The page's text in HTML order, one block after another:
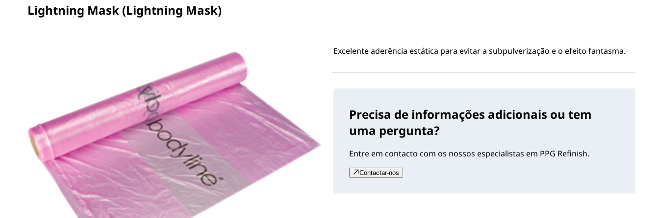
Lightning Mask (Lightning Mask)
Excelente aderência estática para evitar a subpulverização e o efeito fantasma.
Precisa de informações adicionais ou tem
uma pergunta?
Entre em contacto com os nossos especialistas em PPG Refinish.
Contactar-nos